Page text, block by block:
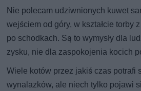
Nie polecam udziwnionych kuwet
wejściem od góry, w kształcie torby
po schodkach. Są to wymysły dla
zysku, nie dla zaspokojenia kocich
Wiele kotów przez jakiś czas potrafi
wynalazków, ale niech tylko pojawi